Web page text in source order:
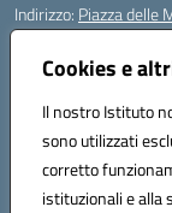
Cookies e
Il nostro Istituto
sono utilizzati
corretto
istituzionali e alla
Indirizzo: Piazza delle
Centralino:
Email:
Codice fiscale:
Codice meccanografico:
Codice unico di